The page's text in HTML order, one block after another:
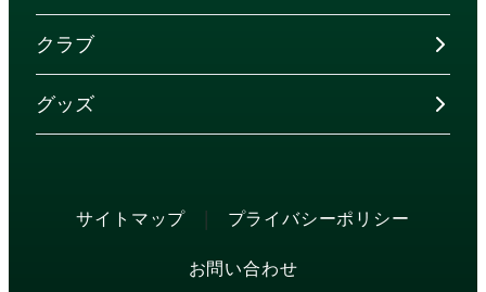
クラブ
グッズ
サイトマップ | プライバシーポリシー
お問い合わせ